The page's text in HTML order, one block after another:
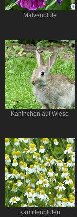
Malvenblüte
Kaninchen auf Wiese
Kamillenblüten